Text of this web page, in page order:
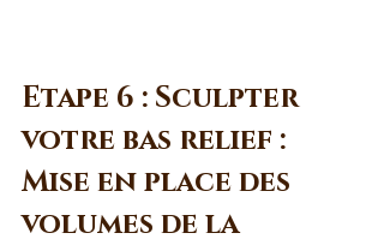
Etape 6 : Sculpter
votre bas relief :
Mise en place des
volumes de la